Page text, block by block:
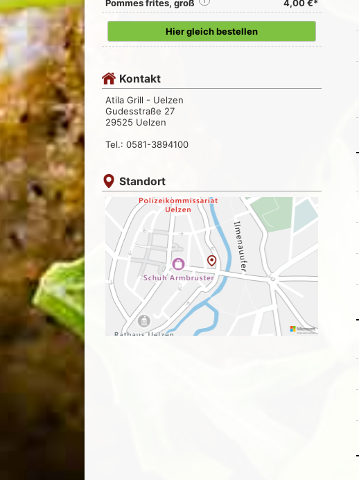
Pommes frites, groß 4,00 €*
Hier gleich bestellen
Kontakt
Atila Grill - Uelzen
Gudesstraße 27
29525 Uelzen
Tel.: 0581-3894100
Standort